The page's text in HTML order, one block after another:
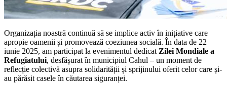
Organizația noastră continuă să se implice activ în inițiative care
apropie oamenii și promovează coeziunea socială. În data de 22
iunie 2025, am participat la evenimentul dedicat Zilei Mondiale a
Refugiatului, desfășurat în municipiul Cahul – un moment de
reflecție colectivă asupra solidarității și sprijinului oferit celor care și-
au părăsit casele în căutarea siguranței.